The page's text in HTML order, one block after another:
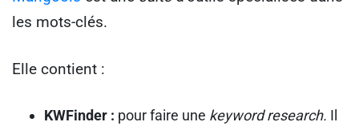
les mots-clés.
Elle contient :
KWFinder : pour faire une keyword research. Il